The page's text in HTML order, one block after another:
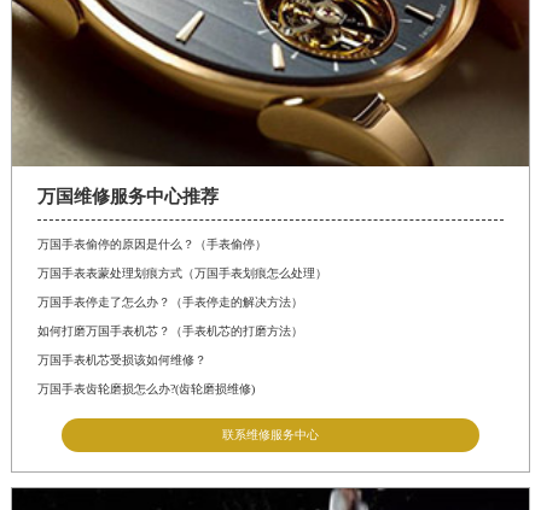
万国维修服务中心推荐
万国手表偷停的原因是什么？（手表偷停）
万国手表表蒙处理划痕方式（万国手表划痕怎么处理）
万国手表停走了怎么办？（手表停走的解决方法）
如何打磨万国手表机芯？（手表机芯的打磨方法）
万国手表机芯受损该如何维修？
万国手表齿轮磨损怎么办?(齿轮磨损维修)
联系维修服务中心